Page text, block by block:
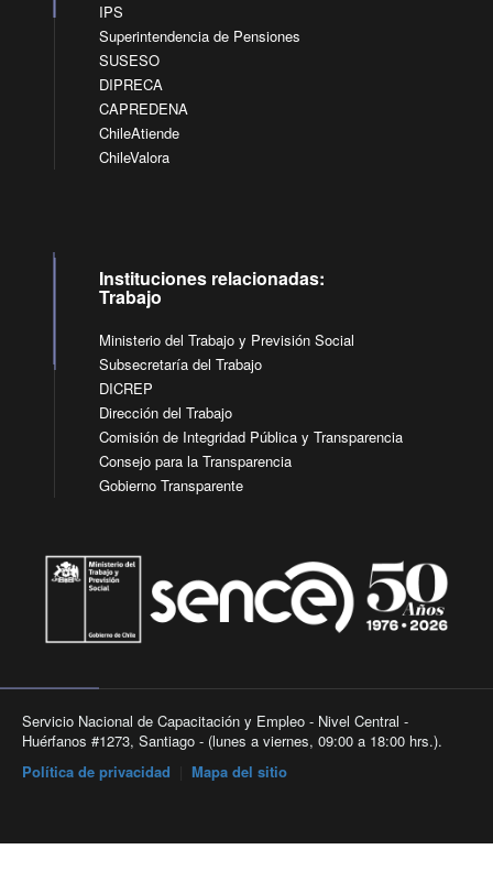
IPS
Superintendencia de Pensiones
SUSESO
DIPRECA
CAPREDENA
ChileAtiende
ChileValora
Instituciones relacionadas:
Trabajo
Ministerio del Trabajo y Previsión Social
Subsecretaría del Trabajo
DICREP
Dirección del Trabajo
Comisión de Integridad Pública y Transparencia
Consejo para la Transparencia
Gobierno Transparente
Servicio Nacional de Capacitación y Empleo - Nivel Central -
Huérfanos #1273, Santiago - (lunes a viernes, 09:00 a 18:00 hrs.).
Política de privacidad
Mapa del sitio